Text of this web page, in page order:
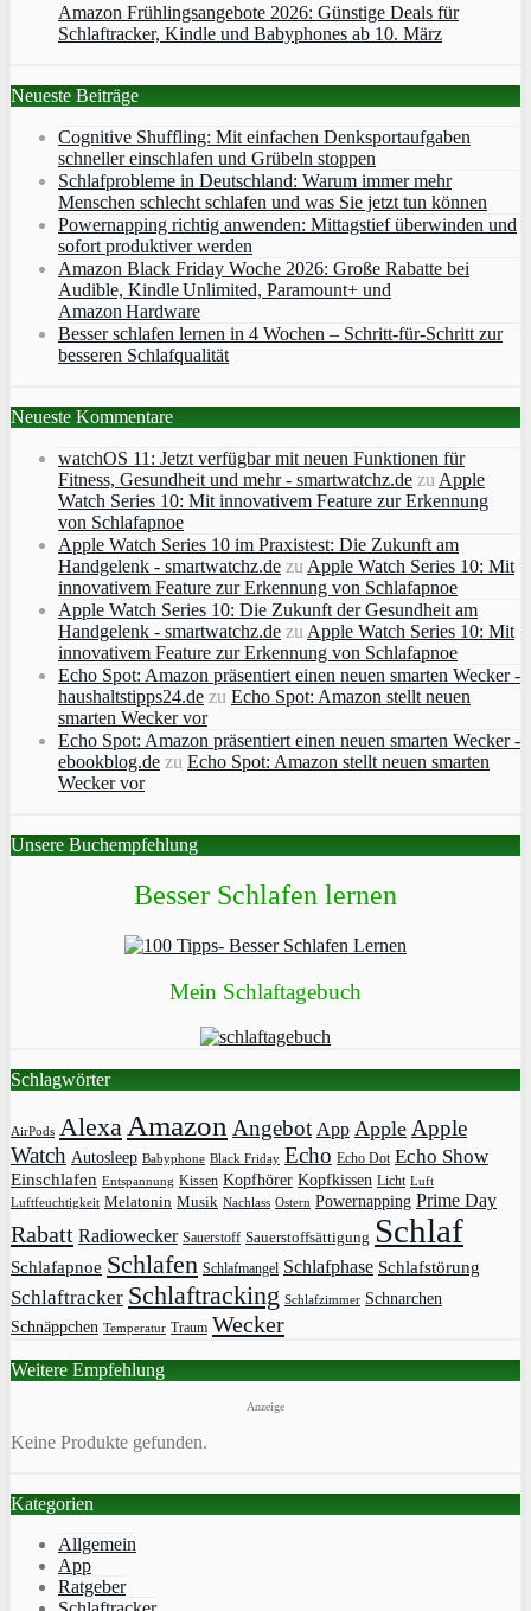
Amazon Frühlingsangebote 2026: Günstige Deals für
Schlaftracker, Kindle und Babyphones ab 10. März
Neueste Beiträge
Cognitive Shuffling: Mit einfachen Denksportaufgaben
schneller einschlafen und Grübeln stoppen
Schlafprobleme in Deutschland: Warum immer mehr
Menschen schlecht schlafen und was Sie jetzt tun können
Powernapping richtig anwenden: Mittagstief überwinden und
sofort produktiver werden
Amazon Black Friday Woche 2026: Große Rabatte bei
Audible, Kindle Unlimited, Paramount+ und
Amazon Hardware
Besser schlafen lernen in 4 Wochen – Schritt‑für‑Schritt zur
besseren Schlafqualität
Neueste Kommentare
watchOS 11: Jetzt verfügbar mit neuen Funktionen für
Fitness, Gesundheit und mehr - smartwatchz.de zu Apple
Watch Series 10: Mit innovativem Feature zur Erkennung
von Schlafapnoe
Apple Watch Series 10 im Praxistest: Die Zukunft am
Handgelenk - smartwatchz.de zu Apple Watch Series 10: Mit
innovativem Feature zur Erkennung von Schlafapnoe
Apple Watch Series 10: Die Zukunft der Gesundheit am
Handgelenk - smartwatchz.de zu Apple Watch Series 10: Mit
innovativem Feature zur Erkennung von Schlafapnoe
Echo Spot: Amazon präsentiert einen neuen smarten Wecker -
haushaltstipps24.de zu Echo Spot: Amazon stellt neuen
smarten Wecker vor
Echo Spot: Amazon präsentiert einen neuen smarten Wecker -
ebookblog.de zu Echo Spot: Amazon stellt neuen smarten
Wecker vor
Unsere Buchempfehlung
Besser Schlafen lernen
Mein Schlaftagebuch
Schlagwörter
AirPods Alexa Amazon Angebot App Apple Apple
Watch Autosleep Babyphone Black Friday Echo Echo Dot Echo Show
Einschlafen Entspannung Kissen Kopfhörer Kopfkissen Licht Luft
Luftfeuchtigkeit Melatonin Musik Nachlass Ostern Powernapping Prime Day
Rabatt Radiowecker Sauerstoff Sauerstoffsättigung Schlaf
Schlafapnoe Schlafen Schlafmangel Schlafphase Schlafstörung
Schlaftracker Schlaftracking Schlafzimmer Schnarchen
Schnäppchen Temperatur Traum Wecker
Weitere Empfehlung
Anzeige
Keine Produkte gefunden.
Kategorien
Allgemein
App
Ratgeber